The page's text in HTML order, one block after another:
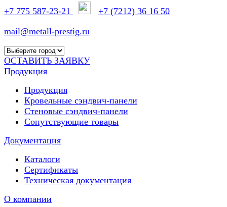
+7 775 587-23-21
+7 (7212) 36 16 50
mail@metall-prestig.ru
ОСТАВИТЬ ЗАЯВКУ
Продукция
Продукция
Кровельные сэндвич-панели
Стеновые сэндвич-панели
Сопутствующие товары
Документация
Каталоги
Сертификаты
Техническая документация
О компании